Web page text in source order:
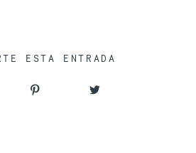
ESTA ENTRADA